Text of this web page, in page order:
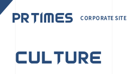
CORPORATE SITE
CULTURE